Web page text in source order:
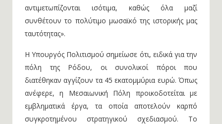
αντιμετωπίζονται ισότιμα, καθώς όλα μαζί
συνθέτουν το πολύτιμο μωσαϊκό της ιστορικής μας
ταυτότητας».
Η Υπουργός Πολιτισμού σημείωσε ότι, ειδικά για την
πόλη της Ρόδου, οι συνολικοί πόροι που
διατέθηκαν αγγίζουν τα 45 εκατομμύρια ευρώ. Όπως
ανέφερε, η Μεσαιωνική Πόλη προικοδοτείται με
εμβληματικά έργα, τα οποία αποτελούν καρπό
συγκροτημένου στρατηγικού σχεδιασμού. Το